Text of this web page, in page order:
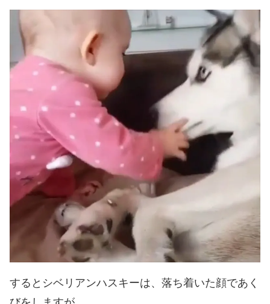
するとシベリアンハスキーは、落ち着いた顔であく